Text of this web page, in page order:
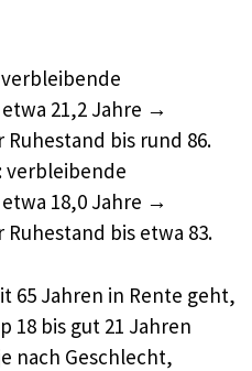
verbleibende
21,2 Jahre →
bis rund 86.
verbleibende
18,0 Jahre →
bis etwa 83.
65 Jahren in Rente geht,
18 bis gut 21 Jahren
nach Geschlecht,